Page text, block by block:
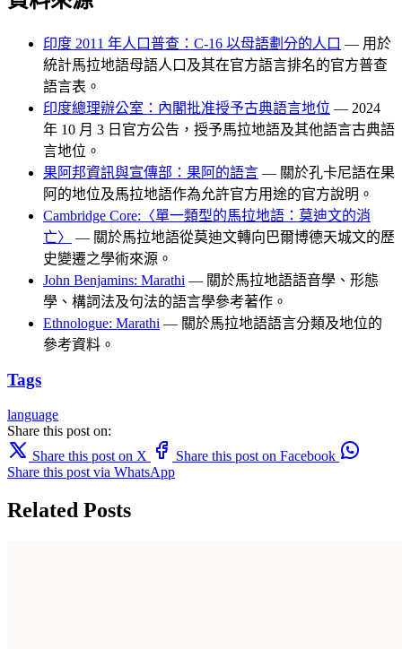
印度 2011 年人口普查：C-16 以母語劃分的人口 — 用於
統計馬拉地語母語人口及其在官方語言排名的官方普查
語言表。
印度總理辦公室：內閣批准授予古典語言地位 — 2024
年 10 月 3 日官方公告，授予馬拉地語及其他語言古典語
言地位。
果阿邦資訊與宣傳部：果阿的語言 — 關於孔卡尼語在果
阿的地位及馬拉地語作為允許官方用途的官方說明。
Cambridge Core:〈單一類型的馬拉地語：莫迪文的消
亡〉
— 關於馬拉地語從莫迪文轉向巴爾博德天城文的歷
史變遷之學術來源。
John Benjamins: Marathi — 關於馬拉地語語音學、形態
學、構詞法及句法的語言學參考著作。
Ethnologue: Marathi — 關於馬拉地語語言分類及地位的
參考資料。
Tags
language
Share this post on:
Share this post on X
Share this post on Facebook
Share this post via WhatsApp
Related Posts